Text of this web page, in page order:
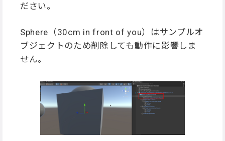
ださい。
Sphere（30cm in front of you）はサンプルオ
ブジェクトのため削除しても動作に影響しま
せん。